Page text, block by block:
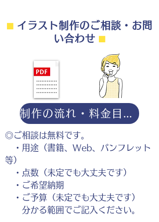
⬛︎イラスト制作のご相談・お問
い合わせ ⬛︎
◎ご相談は無料です。
・用途（書籍、Web、パンフレット
等）
・点数（未定でも大丈夫です）
・ご希望納期
・ご予算（未定でも大丈夫です）
分かる範囲でご記入ください。